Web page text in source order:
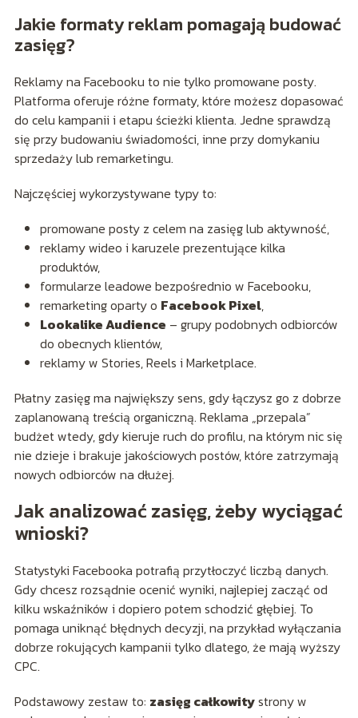
Jakie formaty reklam pomagają budować
zasięg?
Reklamy na Facebooku to nie tylko promowane posty.
Platforma oferuje różne formaty, które możesz dopasować
do celu kampanii i etapu ścieżki klienta. Jedne sprawdzą
się przy budowaniu świadomości, inne przy domykaniu
sprzedaży lub remarketingu.
Najczęściej wykorzystywane typy to:
promowane posty z celem na zasięg lub aktywność,
reklamy wideo i karuzele prezentujące kilka
produktów,
formularze leadowe bezpośrednio w Facebooku,
remarketing oparty o Facebook Pixel,
Lookalike Audience – grupy podobnych odbiorców
do obecnych klientów,
reklamy w Stories, Reels i Marketplace.
Płatny zasięg ma największy sens, gdy łączysz go z dobrze
zaplanowaną treścią organiczną. Reklama „przepala”
budżet wtedy, gdy kieruje ruch do profilu, na którym nic się
nie dzieje i brakuje jakościowych postów, które zatrzymają
nowych odbiorców na dłużej.
Jak analizować zasięg, żeby wyciągać
wnioski?
Statystyki Facebooka potrafią przytłoczyć liczbą danych.
Gdy chcesz rozsądnie ocenić wyniki, najlepiej zacząć od
kilku wskaźników i dopiero potem schodzić głębiej. To
pomaga uniknąć błędnych decyzji, na przykład wyłączania
dobrze rokujących kampanii tylko dlatego, że mają wyższy
CPC.
Podstawowy zestaw to: zasięg całkowitystrony w